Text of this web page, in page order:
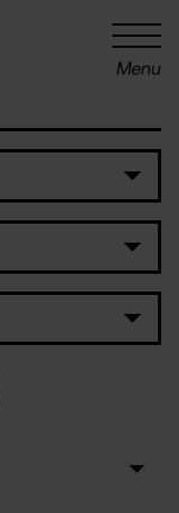
Menu